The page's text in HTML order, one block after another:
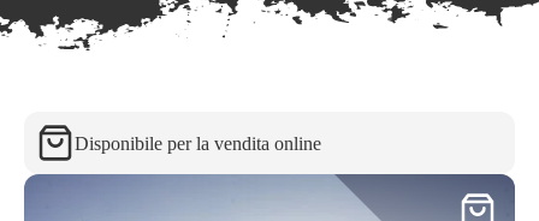
Disponibile per la vendita online